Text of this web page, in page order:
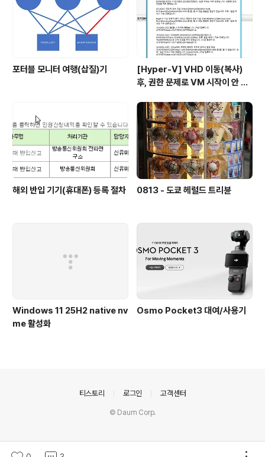
포터블 모니터 여행(삽질)기
[Hyper-V] VHD 이동(복사)
후, 권한 문제로 VM 시작이 안 될
해외 반입 기기(휴대폰) 등록 절차 0813 - 도쿄 헤럴드 트리뷴
Windows 11 25H2 native nv
me 활성화
Osmo Pocket3 대여/사용기
티스토리 로그인 고객센터
© Daum Corp.